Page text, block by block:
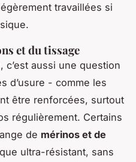
travaillées si
et du tissage
aussi une question
d’usure - comme les
être renforcées, surtout
régulièrement. Certains
de mérinos et de
ultra-résistant, sans